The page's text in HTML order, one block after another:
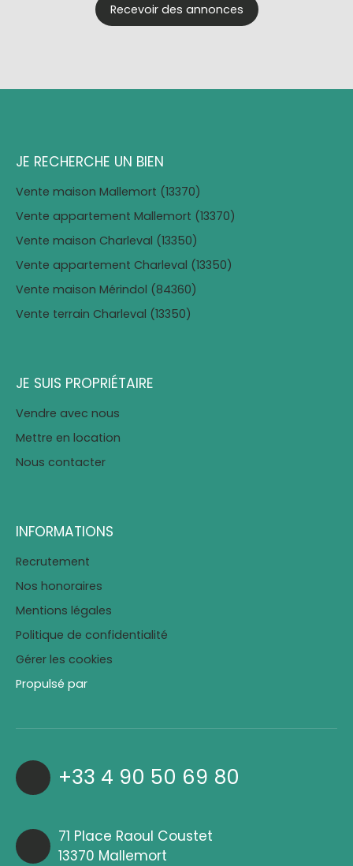
Recevoir des annonces
JE RECHERCHE UN BIEN
Vente maison Mallemort (13370)
Vente appartement Mallemort (13370)
Vente maison Charleval (13350)
Vente appartement Charleval (13350)
Vente maison Mérindol (84360)
Vente terrain Charleval (13350)
JE SUIS PROPRIÉTAIRE
Vendre avec nous
Mettre en location
Nous contacter
INFORMATIONS
Recrutement
Nos honoraires
Mentions légales
Politique de confidentialité
Gérer les cookies
Propulsé par
+33 4 90 50 69 80
71 Place Raoul Coustet
13370 Mallemort